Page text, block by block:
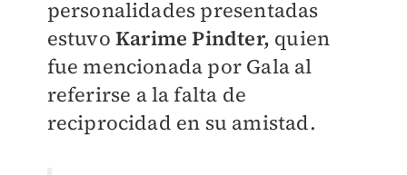
personalidades presentadas
estuvo Karime Pindter, quien
fue mencionada por Gala al
referirse a la falta de
reciprocidad en su amistad.